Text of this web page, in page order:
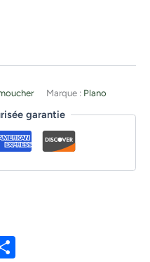
Marque : Plano
garantie